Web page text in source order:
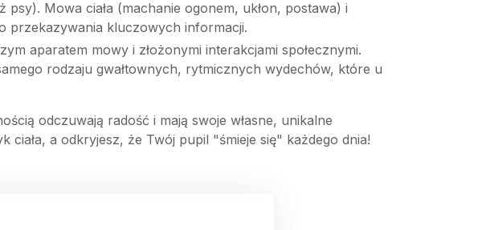
Mowa ciała (machanie ogonem, ukłon, postawa) i
przekazywania kluczowych informacji.
aparatem mowy i złożonymi interakcjami społecznymi.
rodzaju gwałtownych, rytmicznych wydechów, które u
odczuwają radość i mają swoje własne, unikalne
a odkryjesz, że Twój pupil "śmieje się" każdego dnia!